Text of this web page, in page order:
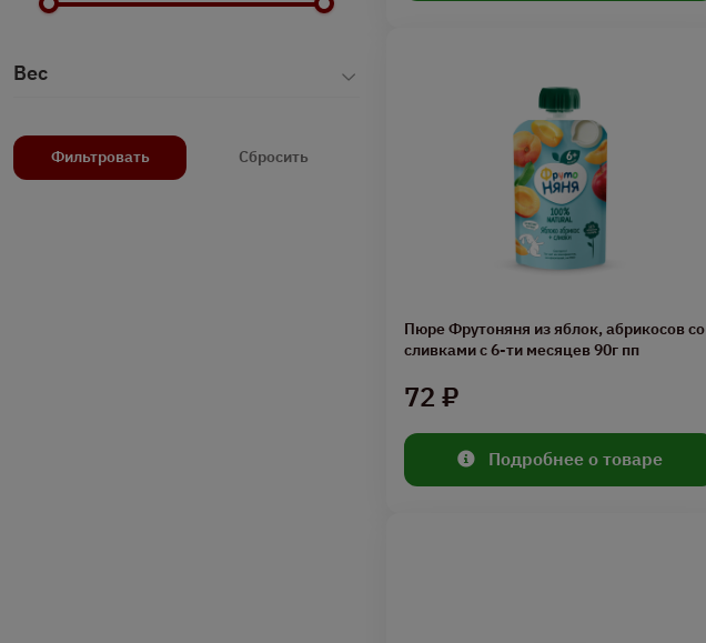
Вес
Фильтровать Сбросить
Пюре Фрутоняня из яблок, абрикосов со
сливками с 6-ти месяцев 90г пп
72 ₽
Подробнее о товаре